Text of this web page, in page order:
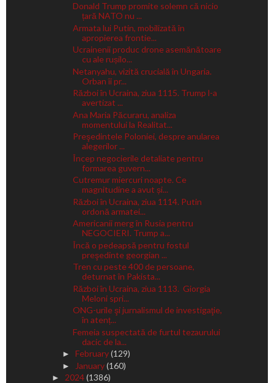
Donald Trump promite solemn că nicio
țară NATO nu ...
Armata lui Putin, mobilizată în
apropierea frontie...
Ucrainenii produc drone asemănătoare
cu ale rușilo...
Netanyahu, vizită crucială în Ungaria.
Orban îi pr...
Război în Ucraina, ziua 1115. Trump l-a
avertizat ...
Ana Maria Păcuraru, analiza
momentului la Realitat...
Preşedintele Poloniei, despre anularea
alegerilor ...
Încep negocierile detaliate pentru
formarea guvern...
Cutremur miercuri noapte. Ce
magnitudine a avut și...
Război în Ucraina, ziua 1114. Putin
ordonă armatei...
Americanii merg în Rusia pentru
NEGOCIERI. Trump a...
Încă o pedeapsă pentru fostul
preşedinte georgian ...
Tren cu peste 400 de persoane,
deturnat în Pakista...
Război în Ucraina, ziua 1113. Giorgia
Meloni spri...
ONG-urile şi jurnalismul de investigaţie,
în atenț...
Femeia suspectată de furtul tezaurului
dacic de la...
► February(129)
► January(160)
► 2024(1386)